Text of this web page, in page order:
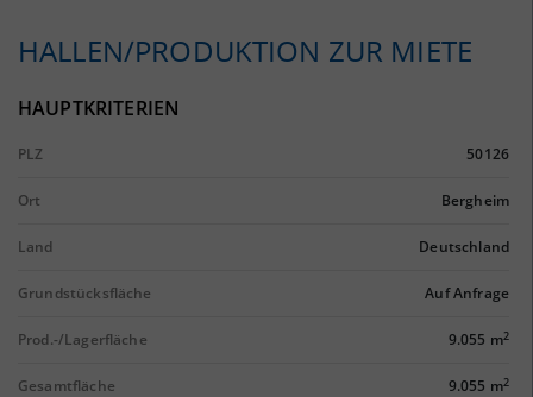
HALLEN/PRODUKTION ZUR MIETE
HAUPTKRITERIEN
PLZ 50126
Ort Bergheim
Land Deutschland
Grundstücksfläche Auf Anfrage
Prod.-/Lagerfläche 9.055 m2
Gesamtfläche 9.055 m2